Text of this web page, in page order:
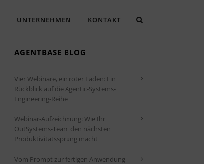
UNTERNEHMEN KONTAKT
AGENTBASE BLOG
Vier Webinare, ein roter Faden: Ein
Rückblick auf die Agentic-Systems-
Engineering-Reihe
Webinar-Aufzeichnung: Wie Ihr
OutSystems-Team den nächsten
Produktivitätssprung macht
Vom Prompt zur fertigen Anwendung –